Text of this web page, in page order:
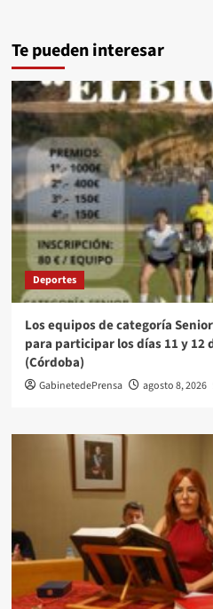
Te pueden interesar
Deportes
Los equipos de categoría
para participar los días 11 y
(Córdoba)
GabinetedePrensa agosto 8, 2026